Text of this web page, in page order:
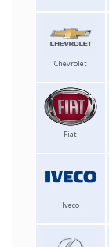
Chevrolet
Fiat
Iveco